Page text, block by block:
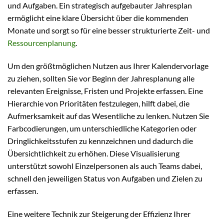
und Aufgaben. Ein strategisch aufgebauter Jahresplan
ermöglicht eine klare Übersicht über die kommenden
Monate und sorgt so für eine besser strukturierte Zeit- und
Ressourcenplanung.
Um den größtmöglichen Nutzen aus Ihrer Kalendervorlage
zu ziehen, sollten Sie vor Beginn der Jahresplanung alle
relevanten Ereignisse, Fristen und Projekte erfassen. Eine
Hierarchie von Prioritäten festzulegen, hilft dabei, die
Aufmerksamkeit auf das Wesentliche zu lenken. Nutzen Sie
Farbcodierungen, um unterschiedliche Kategorien oder
Dringlichkeitsstufen zu kennzeichnen und dadurch die
Übersichtlichkeit zu erhöhen. Diese Visualisierung
unterstützt sowohl Einzelpersonen als auch Teams dabei,
schnell den jeweiligen Status von Aufgaben und Zielen zu
erfassen.
Eine weitere Technik zur Steigerung der Effizienz Ihrer